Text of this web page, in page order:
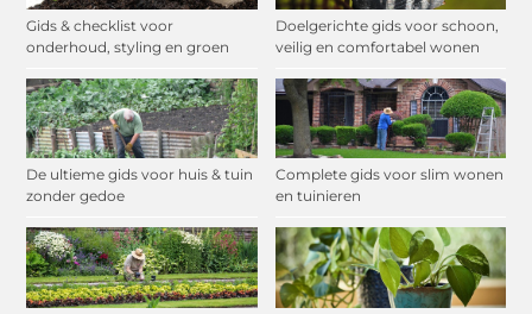
Gids & checklist voor
onderhoud, styling en groen
Doelgerichte gids voor schoon,
veilig en comfortabel wonen
De ultieme gids voor huis & tuin
zonder gedoe
Complete gids voor slim wonen
en tuinieren